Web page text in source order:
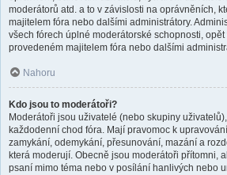
moderátorů atd. a to v závislosti na oprávněních,
majitelem fóra nebo dalšími administrátory.
všech fórech úplné moderátorské schopnosti,
provedeném majitelem fóra nebo dalšími
Nahoru
Kdo jsou to moderátoři?
Moderátoři jsou uživatelé (nebo skupiny
každodenní chod fóra. Mají pravomoc k
zamykání, odemykání, přesunování, mazání a
která moderují. Obecně jsou moderátoři přítomni,
psaní mimo téma nebo v posílání hanlivých nebo